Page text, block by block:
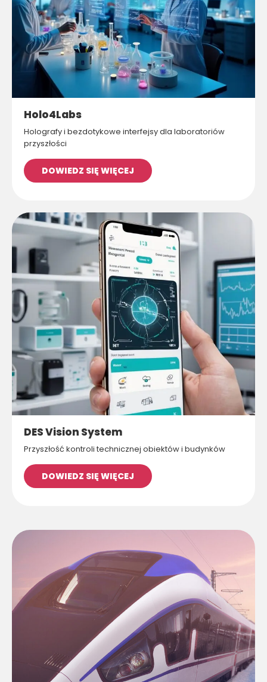
Holo4Labs
Holografy i bezdotykowe interfejsy dla laboratoriów
przyszłości
DOWIEDZ SIĘ WIĘCEJ
DES Vision System
Przyszłość kontroli technicznej obiektów i budynków
DOWIEDZ SIĘ WIĘCEJ